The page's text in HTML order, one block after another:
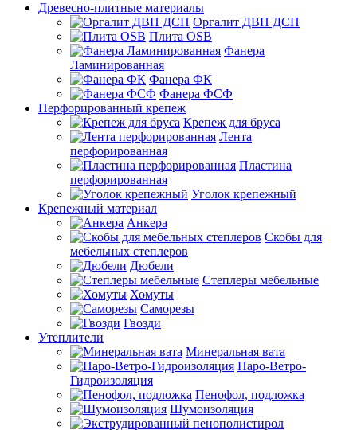
Древесно-плитные материалы
Оргалит ДВП ДСП
Плита OSB
Фанера
Ламинированная
Фанера ФК
Фанера ФСФ
Перфорированный крепеж
Крепеж для бруса
Лента
перфорированная
Пластина
перфорированная
Уголок крепежный
Крепежный материал
Анкера
Скобы для
мебельных степлеров
Дюбели
Степлеры мебельные
Хомуты
Саморезы
Гвозди
Утеплители
Минеральная вата
Паро-Ветро-
Гидроизоляция
Пенофол, подложка
Шумоизоляция